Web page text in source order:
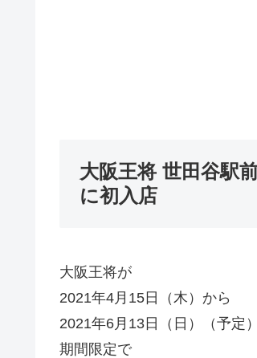
大阪王将 世田谷駅
に初入店
大阪王将が
2021年4月15日（木）から
2021年6月13日（日）（予定
期間限定で